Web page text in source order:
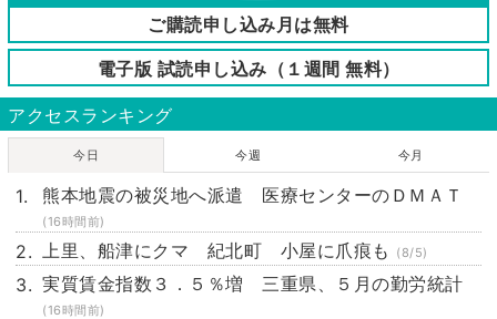
ご購読申し込み月は無料
電子版 試読申し込み（１週間 無料）
アクセスランキング
今日 今週 今月
熊本地震の被災地へ派遣 医療センターのＤＭＡＴ
(16時間前)
上里、船津にクマ 紀北町 小屋に爪痕も (8/5)
実質賃金指数３．５％増 三重県、５月の勤労統計
(16時間前)